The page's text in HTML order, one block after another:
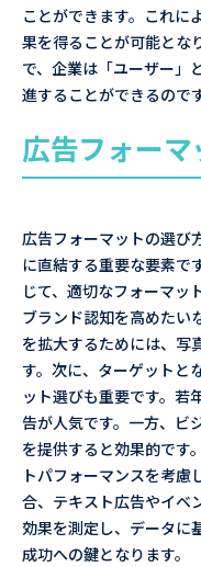
ことができます。これに
果を得ることが可能とな
で、企業は「ユーザー」
進することができるのです
広告フォー
広告フォーマットの選び
に直結する重要な要素で
じて、適切なフォーマッ
ブランド認知を高めたい
を拡大するためには、写
す。次に、ターゲットと
ット選びも重要です。若
告が人気です。一方、ビ
を提供すると効果的です
トパフォーマンスを考慮
合、テキスト広告やイベ
効果を測定し、データに
成功への鍵となります。